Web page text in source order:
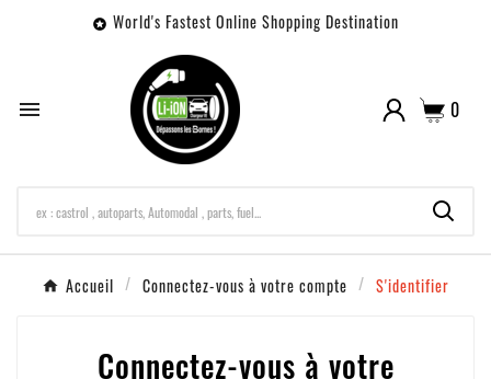
 World's Fastest Online Shopping Destination
 0
Accueil Connectez-vous à votre compte S'identifier
Connectez-vous à votre